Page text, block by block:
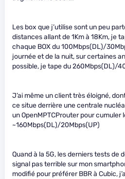
Les box que j’utilise sont un peu
distances allant de 1Km à 18Km, je
chaque BOX du 100Mbps(DL)/
journée et de la nuit, sur certaines
possible, je tape du 260Mbps(DL)/
J’ai même un client très éloigné,
ce situe derrière une centrale
un OpenMPTCProuter pour cumuler
~160Mbps(DL)/20Mbps(UP)
Quand à la 5G, les derniers tests de
signal pas terrible sur mon
modifié pour préférer BBR à Cubic,